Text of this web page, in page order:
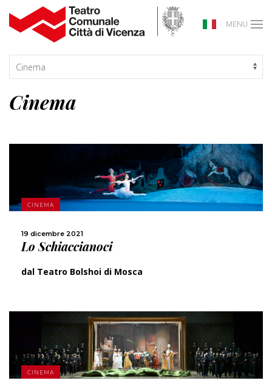
MENU
Cinema
CINEMA
19 dicembre 2021
Lo Schiaccianoci
dal Teatro Bolshoi di Mosca
SCOPRI DI PIÙ
CINEMA
SCOPRI DI PIÙ